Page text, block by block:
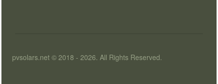
pvsolars.net © 2018 - 2026. All Rights Reserved.